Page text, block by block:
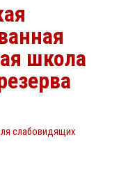
школа
слабовидящих